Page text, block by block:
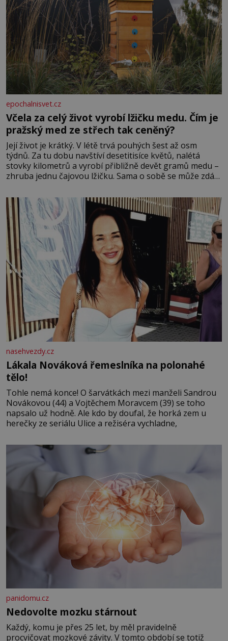
epochalnisvet.cz
Včela za celý život vyrobí lžičku medu. Čím je
pražský med ze střech tak ceněný?
Její život je krátký. V létě trvá pouhých šest až osm
týdnů. Za tu dobu navštíví desetitisíce květů, nalétá
stovky kilometrů a vyrobí přibližně devět gramů medu –
zhruba jednu čajovou lžičku. Sama o sobě se může zdát
tisíc příslušnic svého včelstva, vznikne jeden z
nejdokonalejších organismů
nasehvezdy.cz
Lákala Nováková řemeslníka na polonahé
tělo!
Tohle nemá konce! O šarvátkách mezi manželi Sandrou
Novákovou (44) a Vojtěchem Moravcem (39) se toho
napsalo už hodně. Ale kdo by doufal, že horká zem u
herečky ze seriálu Ulice a režiséra vychladne,
panidomu.cz
Nedovolte mozku stárnout
Každý, komu je přes 25 let, by měl pravidelně
procvičovat mozkové závity. V tomto období se totiž